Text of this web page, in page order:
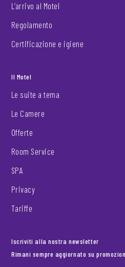
L’arrivo al Motel
Regolamento
Certificazione e igiene
Il Motel
Le suite a tema
Le Camere
Offerte
Room Service
SPA
Privacy
Tariffe
Iscriviti alla nostra newsletter
Rimani sempre aggiornato su